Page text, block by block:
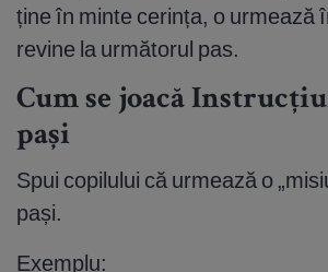
ține în minte cerința, o urmează
revine la următorul pas.
Cum se joacă
pași
Spui copilului că urmează o
pași.
Exemplu: